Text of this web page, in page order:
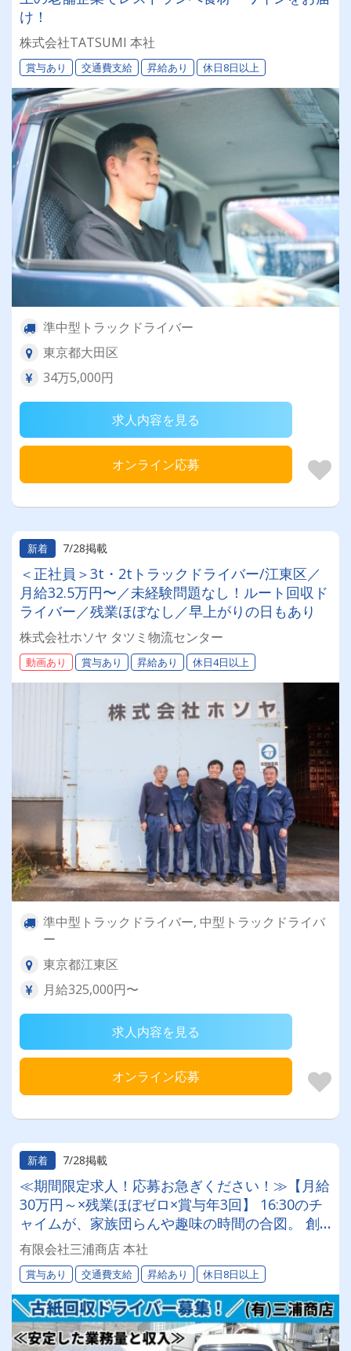
け！
株式会社TATSUMI 本社
賞与あり 交通費支給 昇給あり 休日8日以上
準中型トラックドライバー
東京都大田区
34万5,000円
求人内容を見る
オンライン応募
新着 7/28掲載
＜正社員＞3t・2tトラックドライバー/江東区／
月給32.5万円〜／未経験問題なし！ルート回収ド
ライバー／残業ほぼなし／早上がりの日もあり
株式会社ホソヤ タツミ物流センター
動画あり 賞与あり 昇給あり 休日4日以上
準中型トラックドライバー, 中型トラックドライバ
ー
東京都江東区
月給325,000円〜
求人内容を見る
オンライン応募
新着 7/28掲載
≪期間限定求人！応募お急ぎください！≫【月給
30万円～×残業ほぼゼロ×賞与年3回】 16:30のチ
ャイムが、家族団らんや趣味の時間の合図。 創
業50年の安定企業で、心にゆとりあるドライバー
人生を。
有限会社三浦商店 本社
賞与あり 交通費支給 昇給あり 休日8日以上